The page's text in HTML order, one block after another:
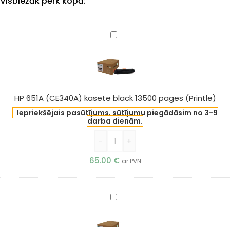
HP
(CE340A)
kasete
13500
pages
(Printle)
HP 651A (CE340A) kasete black 13500 pages (Printle)
Iepriekšējais pasūtījums, sūtījumu piegādāsim no 3-9
darba dienām.
-
+
65.00 € ar PVN
HP
(CE341A)